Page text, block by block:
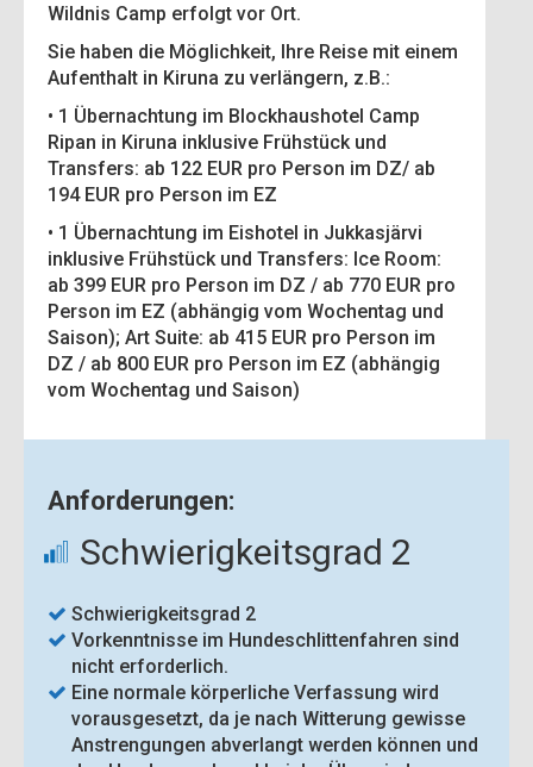
Wildnis Camp erfolgt vor Ort.
Sie haben die Möglichkeit, Ihre Reise mit einem
Aufenthalt in Kiruna zu verlängern, z.B.:
• 1 Übernachtung im Blockhaushotel Camp
Ripan in Kiruna inklusive Frühstück und
Transfers: ab 122 EUR pro Person im DZ/ ab
194 EUR pro Person im EZ
• 1 Übernachtung im Eishotel in Jukkasjärvi
inklusive Frühstück und Transfers: Ice Room:
ab 399 EUR pro Person im DZ / ab 770 EUR pro
Person im EZ (abhängig vom Wochentag und
Saison); Art Suite: ab 415 EUR pro Person im
DZ / ab 800 EUR pro Person im EZ (abhängig
vom Wochentag und Saison)
Anforderungen:
Schwierigkeitsgrad 2
Schwierigkeitsgrad 2
Vorkenntnisse im Hundeschlittenfahren sind
nicht erforderlich.
Eine normale körperliche Verfassung wird
vorausgesetzt, da je nach Witterung gewisse
Anstrengungen abverlangt werden können und